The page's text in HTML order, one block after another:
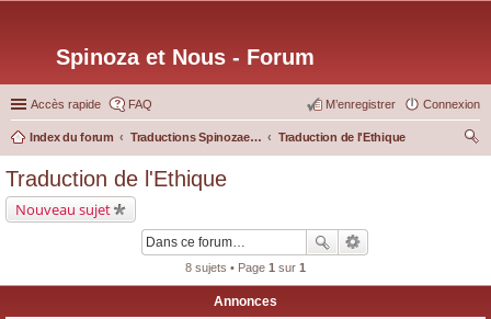
Spinoza et Nous - Forum
Accès rapide FAQ Connexion
M’enregistrer
Index du forum Traductions Spinozaetnous.org
Traduction de l'Ethique
Traduction de l'Ethique
Nouveau sujet
8 sujets • Page 1 sur 1
Annonces